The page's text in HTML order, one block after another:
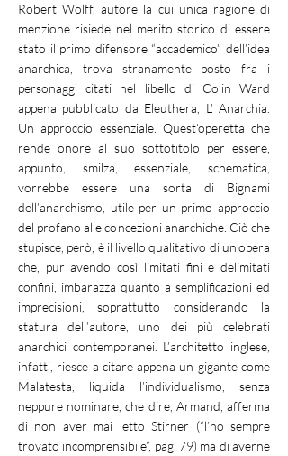
Robert Wolff, autore la cui unica ragione di
menzione risiede nel merito storico di essere
stato il primo difensore “accademico” dell’idea
anarchica, trova stranamente posto fra i
personaggi citati nel libello di Colin Ward
appena pubblicato da Eleuthera, L’ Anarchia.
Un approccio essenziale. Quest’operetta che
rende onore al suo sottotitolo per essere,
appunto, smilza, essenziale, schematica,
vorrebbe essere una sorta di Bignami
dell’anarchismo, utile per un primo approccio
del profano alle concezioni anarchiche. Ciò che
stupisce, però, è il livello qualitativo di un’opera
che, pur avendo così limitati fini e delimitati
confini, imbarazza quanto a semplificazioni ed
imprecisioni, soprattutto considerando la
statura dell’autore, uno dei più celebrati
anarchici contemporanei. L’architetto inglese,
infatti, riesce a citare appena un gigante come
Malatesta, liquida l’individualismo, senza
neppure nominare, che dire, Armand, afferma
di non aver mai letto Stirner (“l’ho sempre
trovato incomprensibile”, pag. 79) ma di averne